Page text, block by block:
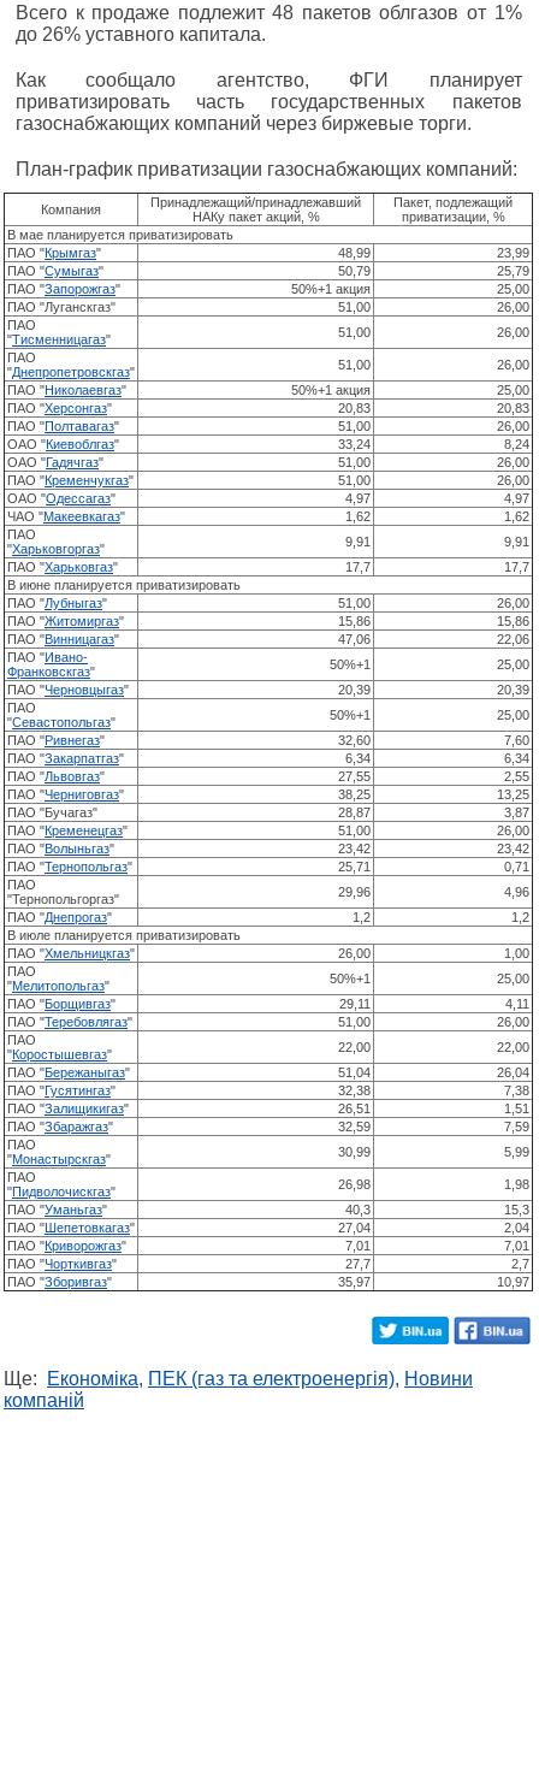
Всего к продаже подлежит 48 пакетов облгазов от 1%
до 26% уставного капитала.
Как сообщало агентство, ФГИ планирует
приватизировать часть государственных пакетов
газоснабжающих компаний через биржевые торги.
План-график приватизации газоснабжающих компаний:
Компания
Принадлежащий/принадлежавший
НАКу пакет акций, %
Пакет, подлежащий
приватизации, %
В мае планируется приватизировать
ПАО "Крымгаз" 48,99
23,99
ПАО "Сумыгаз" 50,79
25,79
ПАО "Запорожгаз" 50%+1 акция
25,00
ПАО "Луганскгаз"
51,00
26,00
ПАО
"Тисменницагаз" 51,00
26,00
ПАО
"Днепропетровскгаз" 51,00
26,00
ПАО "Николаевгаз" 50%+1 акция
25,00
ПАО "Херсонгаз" 20,83
20,83
ПАО "Полтавагаз" 51,00
26,00
ОАО "Киевоблгаз" 33,24
8,24
ОАО "Гадячгаз" 51,00
26,00
ПАО "Кременчукгаз" 51,00
26,00
ОАО "Одессагаз" 4,97
4,97
ЧАО "Макеевкагаз" 1,62
1,62
ПАО
"Харьковгоргаз" 9,91
9,91
ПАО "Харьковгаз" 17,7
17,7
В июне планируется приватизировать
ПАО "Лубныгаз" 51,00
26,00
ПАО "Житомиргаз" 15,86
15,86
ПАО "Винницагаз" 47,06
22,06
ПАО "Ивано-
Франковскгаз" 50%+1
25,00
ПАО "Черновцыгаз" 20,39
20,39
ПАО
"Севастопольгаз" 50%+1
25,00
ПАО "Ривнегаз" 32,60
7,60
ПАО "Закарпатгаз" 6,34
6,34
ПАО "Львовгаз" 27,55
2,55
ПАО "Черниговгаз" 38,25
13,25
ПАО "Бучагаз"
28,87
3,87
ПАО "Кременецгаз" 51,00
26,00
ПАО "Волыньгаз" 23,42
23,42
ПАО "Тернопольгаз" 25,71
0,71
ПАО
"Тернопольгоргаз"
29,96
4,96
ПАО "Днепрогаз" 1,2
1,2
В июле планируется приватизировать
ПАО "Хмельницкгаз" 26,00
1,00
ПАО
"Мелитопольгаз" 50%+1
25,00
ПАО "Борщивгаз" 29,11
4,11
ПАО "Теребовлягаз" 51,00
26,00
ПАО
"Коростышевгаз" 22,00
22,00
ПАО "Бережаныгаз" 51,04
26,04
ПАО "Гусятингаз" 32,38
7,38
ПАО "Залищикигаз" 26,51
1,51
ПАО "Збаражгаз" 32,59
7,59
ПАО
"Монастырскгаз" 30,99
5,99
ПАО
"Пидволочискгаз" 26,98
1,98
ПАО "Уманьгаз" 40,3
15,3
ПАО "Шепетовкагаз" 27,04
2,04
ПАО "Криворожгаз" 7,01
7,01
ПАО "Чорткивгаз" 27,7
2,7
ПАО "Зборивгаз" 35,97 10,97
Ще: Економіка, ПЕК (газ та електроенергія), Новини
компаній